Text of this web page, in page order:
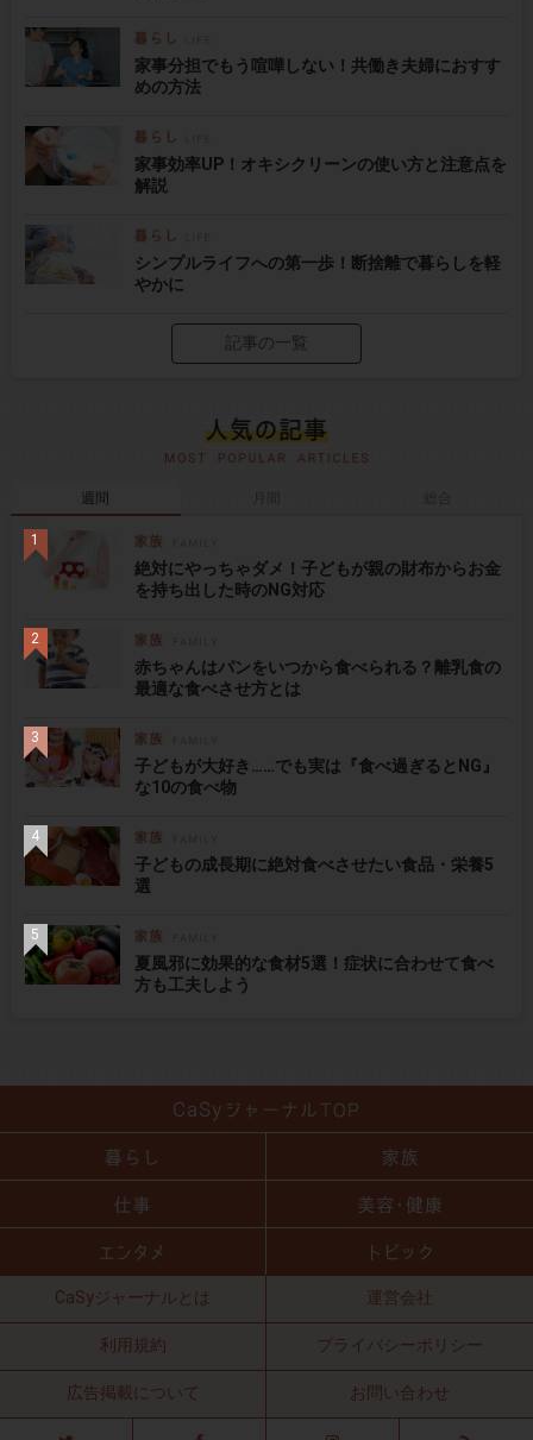
家事分担でもう喧嘩しない！共働き夫婦におすす
めの方法
家事効率UP！オキシクリーンの使い方と注意点を
解説
シンプルライフへの第一歩！断捨離で暮らしを軽
やかに
記事の一覧
週間
絶対にやっちゃダメ！子どもが親の財布からお金
を持ち出した時のNG対応
赤ちゃんはパンをいつから食べられる？離乳食の
最適な食べさせ方とは
子どもが大好き……でも実は『食べ過ぎるとNG』
な10の食べ物
子どもの成長期に絶対食べさせたい食品・栄養5
選
夏風邪に効果的な食材5選！症状に合わせて食べ
方も工夫しよう
CaSyジャーナルとは 運営会社
利用規約 プライバシーポリシー
広告掲載について お問い合わせ